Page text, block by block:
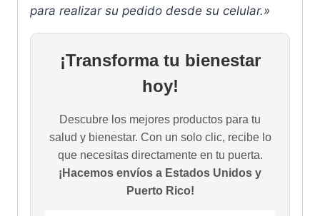
para realizar su pedido desde su celular.»
¡Transforma tu bienestar
hoy!
Descubre los mejores productos para tu
salud y bienestar. Con un solo clic, recibe lo
que necesitas directamente en tu puerta.
¡Hacemos envíos a Estados Unidos y
Puerto Rico!